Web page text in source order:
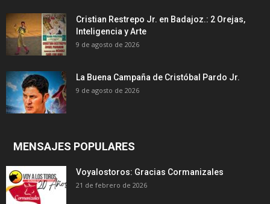
Cristian Restrepo Jr. en Badajoz.: 2 Orejas,
Inteligencia y Arte
9 de agosto de 2026
La Buena Campaña de Cristóbal Pardo Jr.
9 de agosto de 2026
MENSAJES POPULARES
Voyalostoros: Gracias Cormanizales
21 de febrero de 2026